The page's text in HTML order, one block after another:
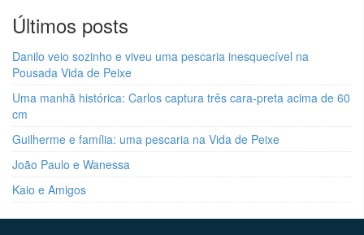
Últimos posts
Danilo veio sozinho e viveu uma pescaria inesquecível na
Pousada Vida de Peixe
Uma manhã histórica: Carlos captura três cara-preta acima de 60
cm
Guilherme e família: uma pescaria na Vida de Peixe
João Paulo e Wanessa
Kaio e Amigos